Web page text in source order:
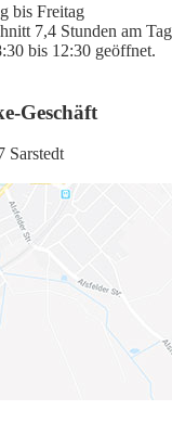
bis Freitag
7,4 Stunden am Tag
bis 12:30 geöffnet.
Geschäft
Sarstedt